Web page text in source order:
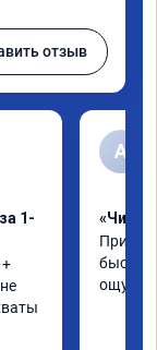
отзыв
1-
A
«Чип